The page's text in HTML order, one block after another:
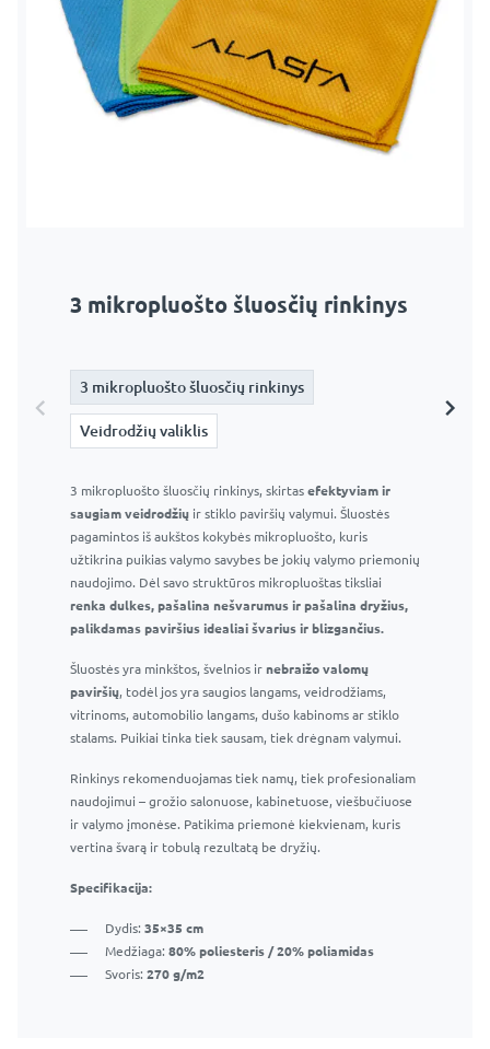
3 mikropluošto šluosčių rinkinys
3 mikropluošto šluosčių rinkinys
Veidrodžių valiklis
3 mikropluošto šluosčių rinkinys, skirtas efektyviam ir
saugiam veidrodžių ir stiklo paviršių valymui. Šluostės
pagamintos iš aukštos kokybės mikropluošto, kuris
užtikrina puikias valymo savybes be jokių valymo priemonių
naudojimo. Dėl savo struktūros mikropluoštas tiksliai
renka dulkes, pašalina nešvarumus ir pašalina dryžius,
palikdamas paviršius idealiai švarius ir blizgančius.
Šluostės yra minkštos, švelnios ir nebraižo valomų
paviršių , todėl jos yra saugios langams, veidrodžiams,
vitrinoms, automobilio langams, dušo kabinoms ar stiklo
stalams. Puikiai tinka tiek sausam, tiek drėgnam valymui.
Rinkinys rekomenduojamas tiek namų, tiek profesionaliam
naudojimui – grožio salonuose, kabinetuose, viešbučiuose
ir valymo įmonėse. Patikima priemonė kiekvienam, kuris
vertina švarą ir tobulą rezultatą be dryžių.
Specifikacija:
Dydis: 35×35 cm
Medžiaga: 80% poliesteris / 20% poliamidas
Svoris: 270 g/m2
Veidrodžių valiklis
3 mikropluošto šluosčių rinkinys
Veidrodžių valiklis
Langų ir veidrodžių valiklis 295 ml – Profesionalus stiklo
valiklis
Efektyvus purškiklis ir patogus buteliukas
Efektyviai pašalina muilo apnašas, vandens dėmes ir
kitas įprastas vonios kambario dėmes
Nepalieka dryžių ar dėmių
stikliniams paviršiams
Tinka naudoti namuose ir profesionaliai